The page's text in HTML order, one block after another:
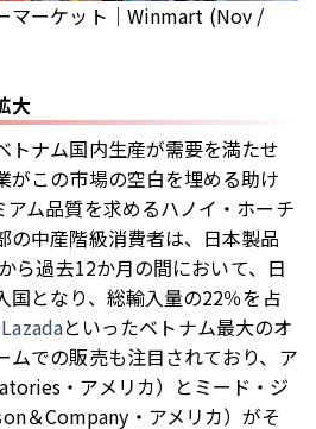
マーケット｜Winmart (Nov /
大
トナム国内生産が需要を満たせ
がこの市場の空白を埋める助け
アム品質を求めるハノイ・ホーチ
の中産階級消費者は、日本製品
ら過去12か月の間において、日
国となり、総輸入量の22％を占
Lazadaといったベトナム最大のオ
ムでの販売も注目されており、ア
・アメリカ）とミード・ジ
＆Company・アメリカ）がそ